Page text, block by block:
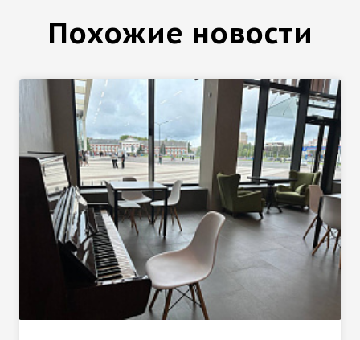
Похожие новости